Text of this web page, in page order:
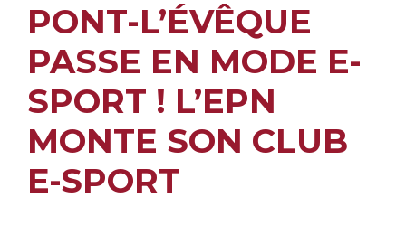
PONT-L’ÉVÊQUE
PASSE EN MODE E-
SPORT ! L’EPN
MONTE SON CLUB
E-SPORT